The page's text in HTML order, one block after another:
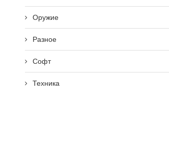
Оружие
Разное
Софт
Техника